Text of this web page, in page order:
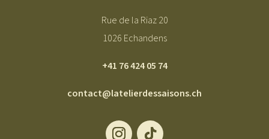
Rue de la Riaz 20
1026 Echandens
+41 76 424 05 74
contact@latelierdessaisons.ch